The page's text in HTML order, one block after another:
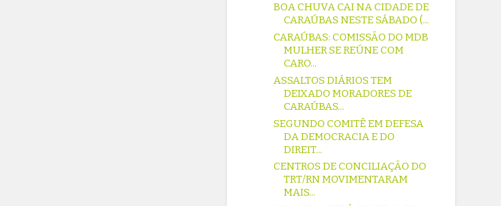
BOA CHUVA CAI NA CIDADE DE
CARAÚBAS NESTE SÁBADO (...
CARAÚBAS: COMISSÃO DO MDB
MULHER SE REÚNE COM
CARO...
ASSALTOS DIÁRIOS TEM
DEIXADO MORADORES DE
CARAÚBAS...
SEGUNDO COMITÊ EM DEFESA
DA DEMOCRACIA E DO
DIREIT...
CENTROS DE CONCILIAÇÃO DO
TRT/RN MOVIMENTARAM
MAIS...